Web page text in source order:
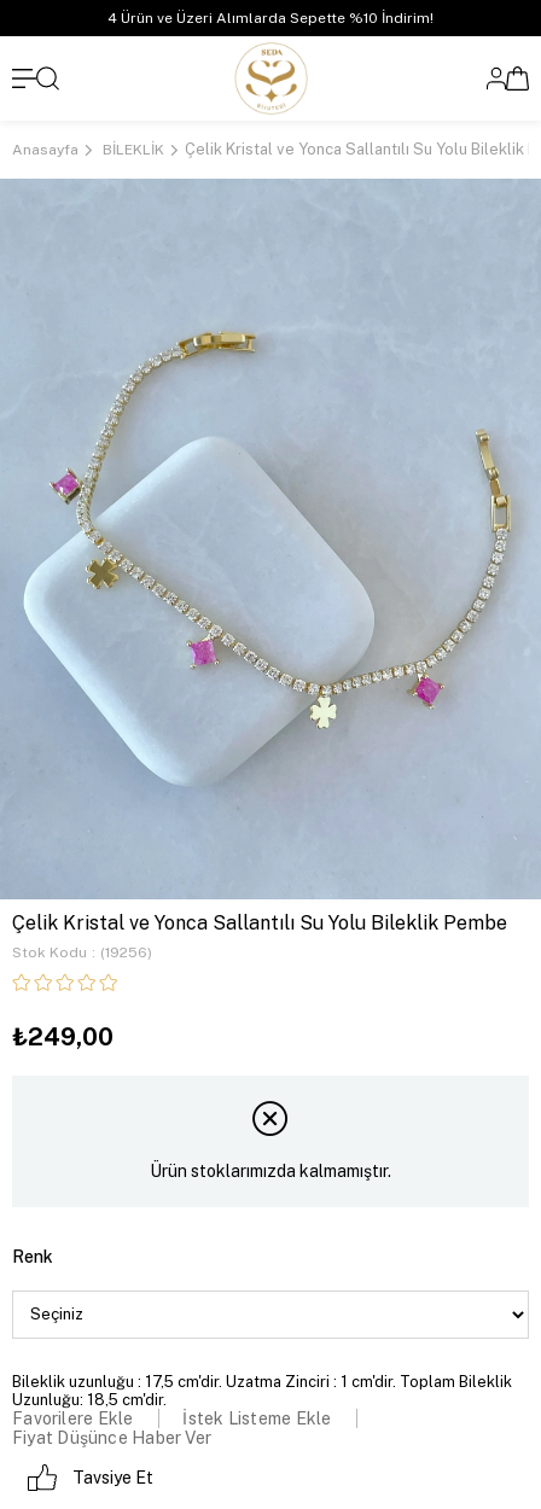
4 Ürün ve Üzeri Alımlarda Sepette %10 İndirim!
Anasayfa BİLEKLİK Çelik Kristal ve Yonca Sallantılı Su Yolu Bileklik
Çelik Kristal ve Yonca Sallantılı Su Yolu Bileklik Pembe
Stok Kodu (19256)
₺249,00
Ürün stoklarımızda kalmamıştır.
Renk
Bileklik uzunluğu : 17,5 cm'dir. Uzatma Zinciri : 1 cm'dir. Toplam Bileklik
Uzunluğu: 18,5 cm'dir.
Favorilere Ekle
İstek Listeme Ekle
Fiyat Düşünce Haber Ver
Tavsiye Et